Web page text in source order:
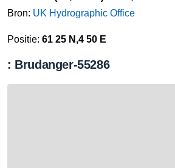
Bron: UK Hydrographic Office
Positie: 61 25 N,4 50 E
: Brudanger-55286